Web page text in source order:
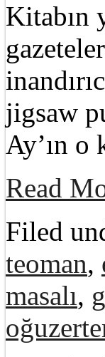
Kitabın
jigsaw
Ay’ın o
Read
Filed
teoman,
masalı,